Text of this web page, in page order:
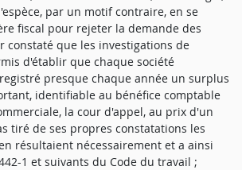
par un motif contraire, en se
fiscal pour rejeter la demande des
constaté que les investigations de
d'établir que chaque société
presque chaque année un surplus
identifiable au bénéfice comptable
la cour d'appel, au prix d'un
tiré de ses propres constatations les
résultaient nécessairement et a ainsi
1 et suivants du Code du travail ;